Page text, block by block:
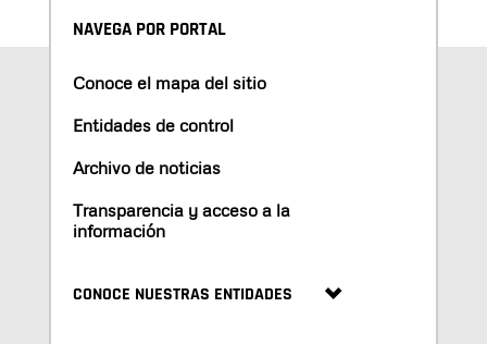
NAVEGA POR PORTAL
Conoce el mapa del sitio
Entidades de control
Archivo de noticias
Transparencia y acceso a la
información
CONOCE NUESTRAS ENTIDADES